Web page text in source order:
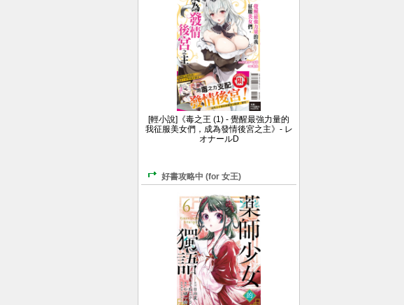
[輕小說]《毒之王 (1) - 覺醒最強力量的
我征服美女們，成為發情後宮之主》- レ
オナールD
好書攻略中 (for 女王)